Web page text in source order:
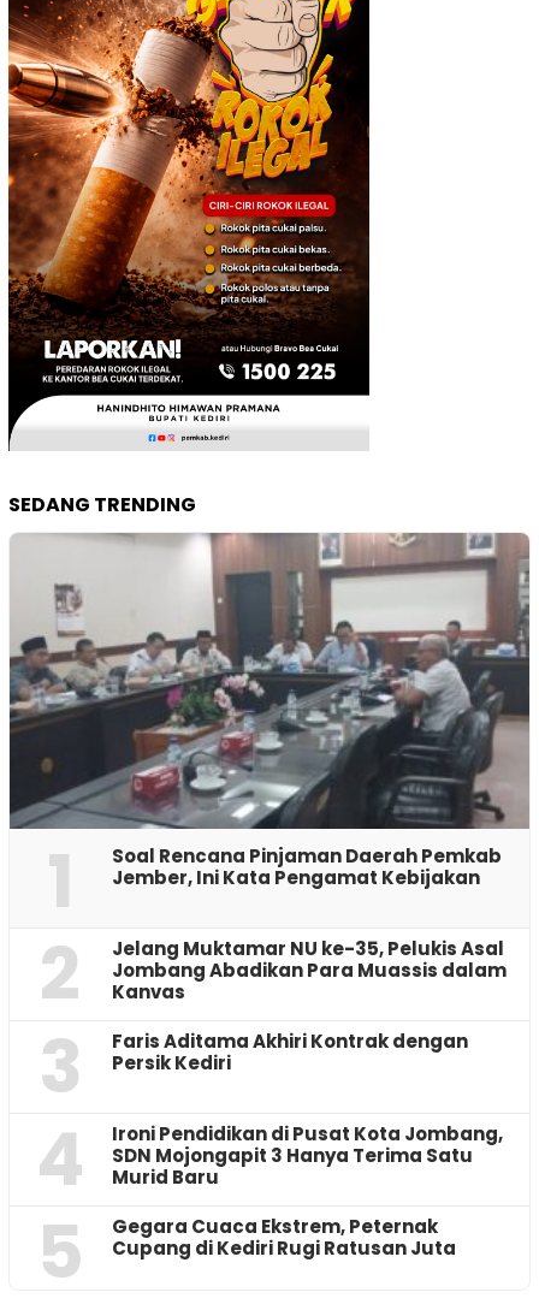
SEDANG TRENDING
1
‎Soal Rencana Pinjaman Daerah Pemkab
Jember, Ini Kata Pengamat Kebijakan ‎
2
Jelang Muktamar NU ke-35, Pelukis Asal
Jombang Abadikan Para Muassis dalam
Kanvas
3
Faris Aditama Akhiri Kontrak dengan
Persik Kediri
4
Ironi Pendidikan di Pusat Kota Jombang,
SDN Mojongapit 3 Hanya Terima Satu
Murid Baru
5
‎Gegara Cuaca Ekstrem, Peternak
Cupang di Kediri Rugi Ratusan Juta